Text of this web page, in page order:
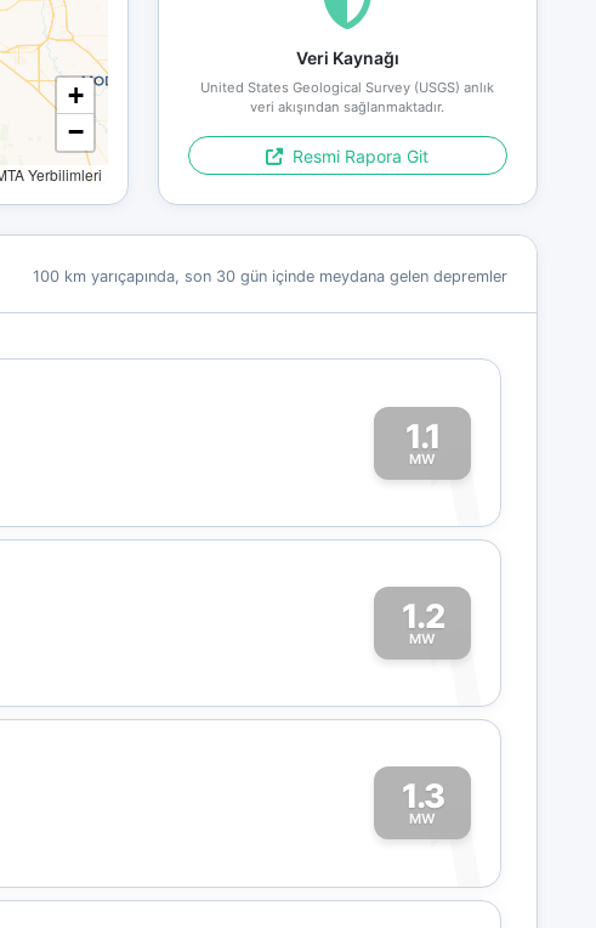
+
−
Yerbilimleri
Veri Kaynağı
United States Geological Survey (USGS) anlık
veri akışından sağlanmaktadır.
Resmi Rapora Git
100 km yarıçapında, son 30 gün içinde meydana gelen depremler
1.1
MW
1
1.2
MW
1
1.3
MW
1